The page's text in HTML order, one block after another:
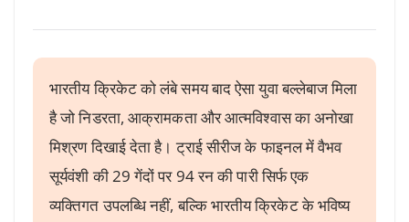
भारतीय क्रिकेट को लंबे समय बाद ऐसा युवा बल्लेबाज मिला
है जो निडरता, आक्रामकता और आत्मविश्वास का अनोखा
मिश्रण दिखाई देता है। ट्राई सीरीज के फाइनल में वैभव
सूर्यवंशी की 29 गेंदों पर 94 रन की पारी सिर्फ एक
व्यक्तिगत उपलब्धि नहीं, बल्कि भारतीय क्रिकेट के भविष्य